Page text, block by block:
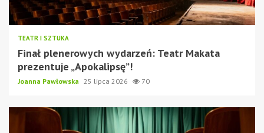
TEATR I SZTUKA
Finał plenerowych wydarzeń: Teatr Makata
prezentuje „Apokalipsę”!
Joanna Pawłowska 25 lipca 2026 70